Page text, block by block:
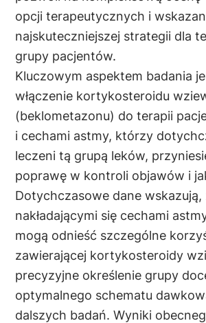
opcji terapeutycznych i
najskuteczniejszej strategii dla
grupy pacjentów.
Kluczowym aspektem badania
włączenie kortykosteroidu
(beklometazonu) do terapii
i cechami astmy, którzy
leczeni tą grupą leków,
poprawę w kontroli objawów i
Dotychczasowe dane wskazują,
nakładającymi się cechami
mogą odnieść szczególne
zawierającej kortykosteroidy
precyzyjne określenie grupy
optymalnego schematu
dalszych badań. Wyniki